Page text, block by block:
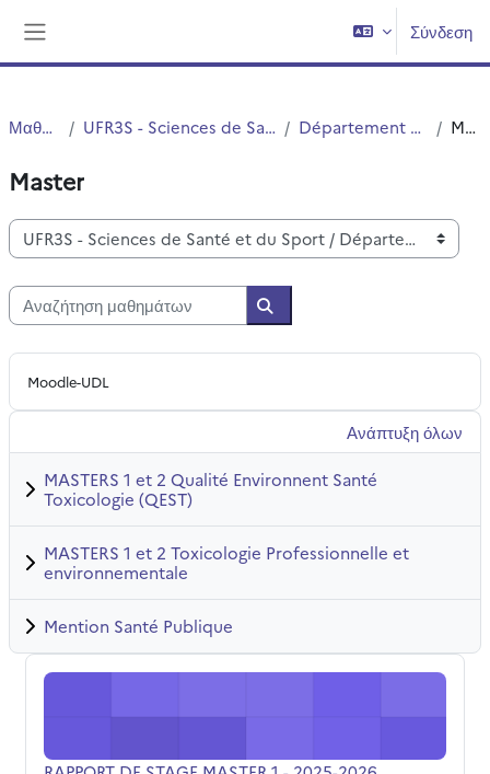
Σύνδεση
Μαθήματα UFR3S - Sciences de Santé et du Sport Département UFR3S - ILIS Master
Master
Κατηγορίες μαθημάτων
Αναζήτηση μαθημάτων
Αναζήτηση μαθημάτων
Moodle-UDL
Ανάπτυξη όλων
MASTERS 1 et 2 Qualité Environnent Santé
Toxicologie (QEST)
MASTERS 1 et 2 Toxicologie Professionnelle et
environnementale
Mention Santé Publique
RAPPORT DE STAGE MASTER 1 - 2025-2026